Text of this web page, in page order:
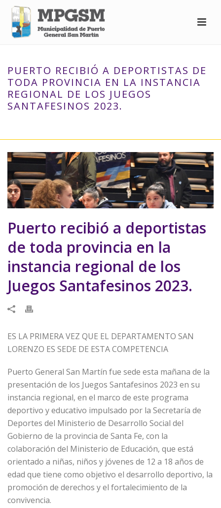
PUERTO RECIBIÓ A DEPORTISTAS DE
TODA PROVINCIA EN LA INSTANCIA
REGIONAL DE LOS JUEGOS
SANTAFESINOS 2023.
Puerto recibió a deportistas
de toda provincia en la
instancia regional de los
Juegos Santafesinos 2023.
ES LA PRIMERA VEZ QUE EL DEPARTAMENTO SAN
LORENZO ES SEDE DE ESTA COMPETENCIA
Puerto General San Martín fue sede esta mañana de la
presentación de los Juegos Santafesinos 2023 en su
instancia regional, en el marco de este programa
deportivo y educativo impulsado por la Secretaría de
Deportes del Ministerio de Desarrollo Social del
Gobierno de la provincia de Santa Fe, con la
colaboración del Ministerio de Educación, que está
orientado a niñas, niños y jóvenes de 12 a 18 años de
edad que tiene como objetivo el desarrollo deportivo, la
promoción de derechos y el fortalecimiento de la
convivencia.